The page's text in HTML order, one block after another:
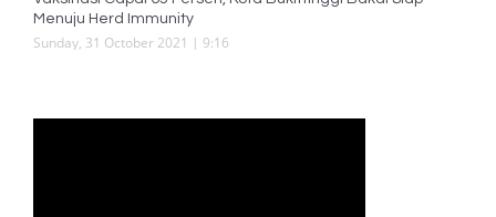
Menuju Herd Immunity
Sunday, 31 October 2021 | 9:16